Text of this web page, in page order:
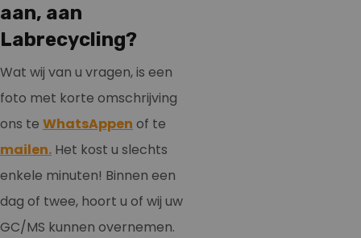
aan, aan
Labrecycling?
Wat wij van u vragen, is een
foto met korte omschrijving
ons te WhatsAppen of te
mailen. Het kost u slechts
enkele minuten! Binnen een
dag of twee, hoort u of wij uw
GC/MS kunnen overnemen.